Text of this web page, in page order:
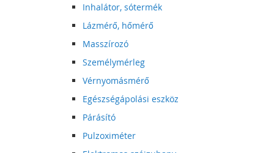
Inhalátor, sótermék
Lázmérő, hőmérő
Masszírozó
Személymérleg
Vérnyomásmérő
Egészségápolási eszköz
Párásító
Pulzoximéter